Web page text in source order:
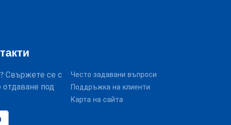
Свържете се с
под
Често задавани въпроси
Поддръжка на клиенти
Карта на сайта